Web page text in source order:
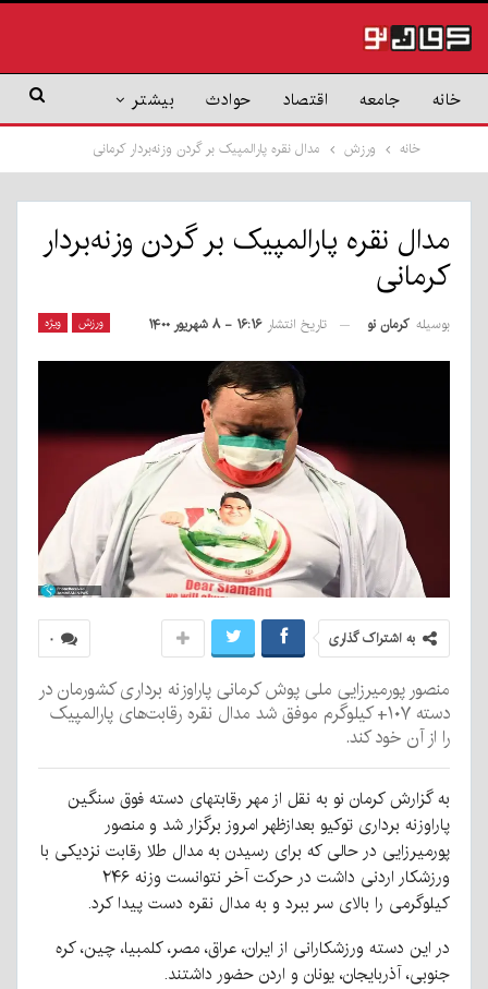
خانه جامعه اقتصاد حوادث بیشتر
خانه ورزش مدال نقره پارالمپیک بر گردن وزنه‌بردار کرمانی
مدال نقره پارالمپیک بر گردن وزنه‌بردار
کرمانی
ورزش ویژه بوسیله کرمان نو تاریخ انتشار ۱۶:۱۶ - ۸ شهریور ۱۴۰۰
۰ به اشتراک گذاری
منصور پورمیرزایی ملی پوش کرمانی پاراوزنه برداری کشورمان در
دسته ۱۰۷+ کیلوگرم موفق شد مدال نقره رقابت‌های پارالمپیک
را از آن خود کند.
به گزارش کرمان نو به نقل از مهر رقابتهای دسته فوق سنگین
پاراوزنه برداری توکیو بعدازظهر امروز برگزار شد و منصور
پورمیرزایی در حالی که برای رسیدن به مدال طلا رقابت نزدیکی با
ورزشکار اردنی داشت در حرکت آخر نتوانست وزنه ۲۴۶
کیلوگرمی را بالای سر ببرد و به مدال نقره دست پیدا کرد.
در این دسته ورزشکارانی از ایران، عراق، مصر، کلمبیا، چین، کره
جنوبی، آذربایجان، یونان و اردن حضور داشتند.